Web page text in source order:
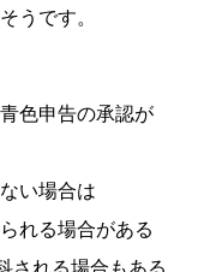
うです。
色申告の承認が
い場合は
れる場合がある
れる場合もある